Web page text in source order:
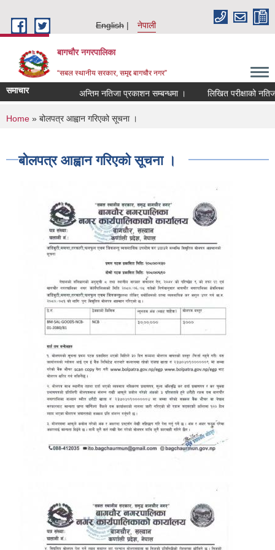
English
नेपाली
बागचौर नगरपालिका
“सबल स्थानीय सरकार, समृद्द बागचौर नगर”
समाचार अन्तिम नतिजा प्रकाशन सम्बन्धमा । लिखित परीक्षाको नतिजा
You are here
Home » बोलपत्र आह्वान गरिएको सूचना ।
बोलपत्र आह्वान गरिएको सूचना ।